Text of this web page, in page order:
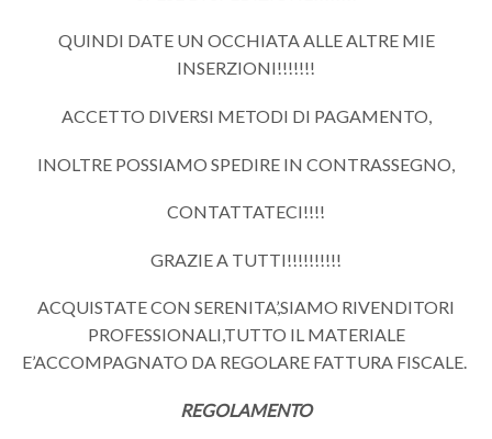
QUINDI DATE UN OCCHIATA ALLE ALTRE MIE
INSERZIONI!!!!!!!
ACCETTO DIVERSI METODI DI PAGAMENTO,
INOLTRE POSSIAMO SPEDIRE IN CONTRASSEGNO,
CONTATTATECI!!!!
GRAZIE A TUTTI!!!!!!!!!!
ACQUISTATE CON SERENITA’,SIAMO RIVENDITORI
PROFESSIONALI,TUTTO IL MATERIALE
E’ACCOMPAGNATO DA REGOLARE FATTURA FISCALE.
REGOLAMENTO